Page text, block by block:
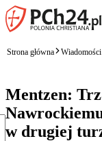
Strona główna Wiadomości
Mentzen:
w drugiej